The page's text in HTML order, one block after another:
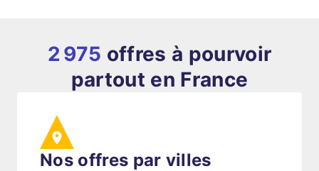
2 975 offres à pourvoir
partout en France
Nos offres par villes